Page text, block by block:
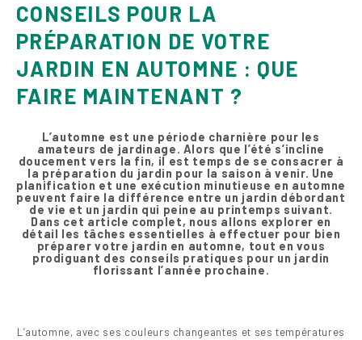
CONSEILS POUR LA
PRÉPARATION DE VOTRE
JARDIN EN AUTOMNE : QUE
FAIRE MAINTENANT ?
L’automne est une période charnière pour les
amateurs de jardinage. Alors que l’été s’incline
doucement vers la fin, il est temps de se consacrer à
la préparation du jardin pour la saison à venir. Une
planification et une exécution minutieuse en automne
peuvent faire la différence entre un jardin débordant
de vie et un jardin qui peine au printemps suivant.
Dans cet article complet, nous allons explorer en
détail les tâches essentielles à effectuer pour bien
préparer votre jardin en automne, tout en vous
prodiguant des conseils pratiques pour un jardin
florissant l’année prochaine.
L’automne, avec ses couleurs changeantes et ses températures